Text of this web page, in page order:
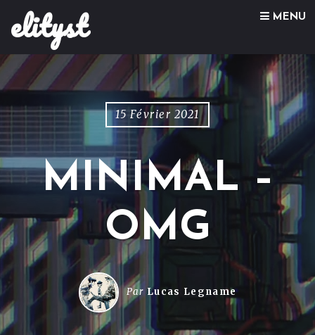
elityst MENU
Skip to content
15 Février 2021
MINIMAL –
OMG
ParLucas Legname